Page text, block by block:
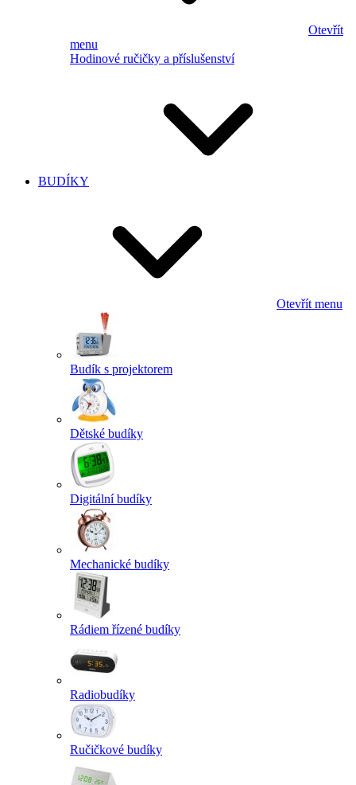
Otevřít
menu
Hodinové ručičky a příslušenství
BUDÍKY
Otevřít menu
Budík s projektorem
Dětské budíky
Digitální budíky
Mechanické budíky
Rádiem řízené budíky
Radiobudíky
Ručičkové budíky